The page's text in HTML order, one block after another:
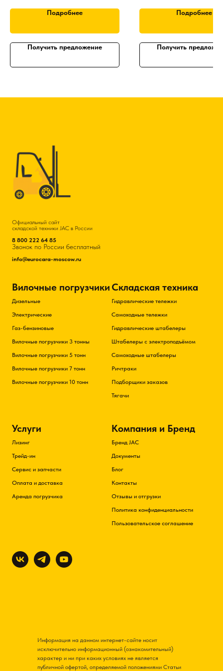
Подробнее
Получить предложение
Подробнее
Получить
Официальный сайт
складской техники JAC в России
8 800 222 64 85
Звонок по России бесплатный
info@eurocara-moscow.ru
Вилочные погрузчики
Дизельные
Электрические
Газ-бензиновые
Вилочные погрузчики 3 тонны
Вилочные погрузчики 5 тонн
Вилочные погрузчики 7 тонн
Вилочные погрузчики 10 тонн
Складская техника
Гидравлические тележки
Самоходные тележки
Гидравлические штабелеры
Штабелеры с электроподъёмом
Самоходные штабелеры
Ричтраки
Подборщики заказов
Тягачи
Услуги
Лизинг
Трейд-ин
Сервис и запчасти
Оплата и доставка
Аренда погрузчика
Компания и Бренд
Бренд JAC
Документы
Блог
Контакты
Отзывы и отгрузки
Политика конфиденциальности
Пользовательское соглашение
Информация на данном интернет-сайте носит
исключительно информационный (ознакомительный)
характер и ни при каких условиях не является
публичной офертой, определяемой положениями Статьи